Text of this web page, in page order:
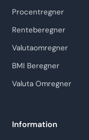
Procentregner
Renteberegner
Valutaomregner
BMI Beregner
Valuta Omregner
Information